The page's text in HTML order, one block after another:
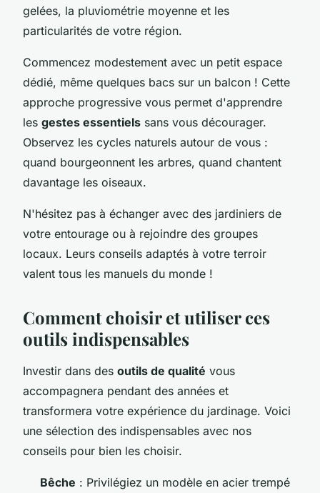
gelées, la pluviométrie moyenne et les
particularités de votre région.
Commencez modestement avec un petit espace
dédié, même quelques bacs sur un balcon ! Cette
approche progressive vous permet d'apprendre
les gestes essentiels sans vous décourager.
Observez les cycles naturels autour de vous :
quand bourgeonnent les arbres, quand chantent
davantage les oiseaux.
N'hésitez pas à échanger avec des jardiniers de
votre entourage ou à rejoindre des groupes
locaux. Leurs conseils adaptés à votre terroir
valent tous les manuels du monde !
Comment choisir et utiliser ces
outils indispensables
Investir dans des outils de qualité vous
accompagnera pendant des années et
transformera votre expérience du jardinage. Voici
une sélection des indispensables avec nos
conseils pour bien les choisir.
Bêche : Privilégiez un modèle en acier trempé